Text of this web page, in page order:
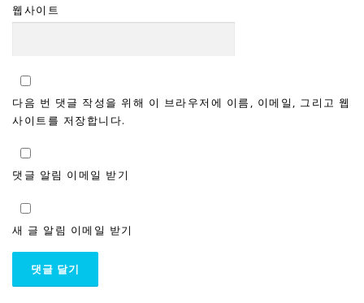
웹사이트
다음 번 댓글 작성을 위해 이 브라우저에 이름, 이메일, 그리고 웹
사이트를 저장합니다.
댓글 알림 이메일 받기
새 글 알림 이메일 받기